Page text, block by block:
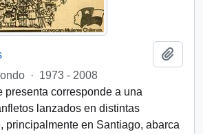
· 1973 - 2008
presenta corresponde a una
lanzados en distintas
principalmente en Santiago, abarca